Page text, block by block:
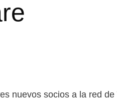
nuevos socios a la red